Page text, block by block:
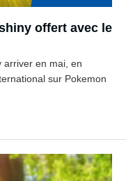
offert avec le
arriver en mai, en
sur Pokemon